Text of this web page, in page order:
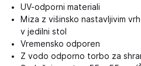
UV-odporni materiali
Miza z višinsko nastavljivim
v jedilni stol
Vremensko odporen
Z vodo odporno torbo za